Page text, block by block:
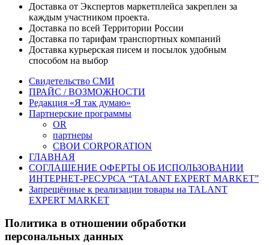
Доставка от Экспертов маркетплейса закреплен за
каждым участником проекта.
Доставка по всей Территории России
Доставка по тарифам транспортных компаний
Доставка курьерская писем и посылок удобным
способом на выбор
Свидетельство СМИ
ПРАЙС / ВОЗМОЖНОСТИ
Редакция «Я так думаю»
Партнерские программы
OR
партнеры
СВОИ CORPORATION
ГЛАВНАЯ
СОГЛАШЕНИЕ ОФЕРТЫ ОБ ИСПОЛЬЗОВАНИИ
ИНТЕРНЕТ-РЕСУРСА “TALANT EXPERT MARKET”
Запрещённые к реализации товары на TALANT
EXPERT MARKET
Политика в отношении обработки
персональных данных